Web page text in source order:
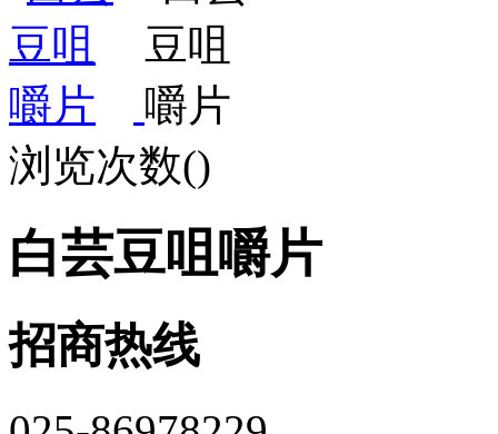
浏览次数()
白芸豆咀嚼片
招商热线